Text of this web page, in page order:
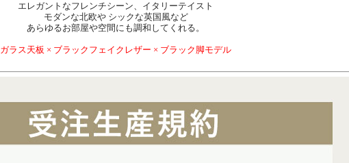
エレガントなフレンチシーン、イタリーテイスト
モダンな北欧や シックな英国風など
あらゆるお部屋や空間にも調和してくれる。
ガラス天板 × ブラックフェイクレザー × ブラック脚モデル